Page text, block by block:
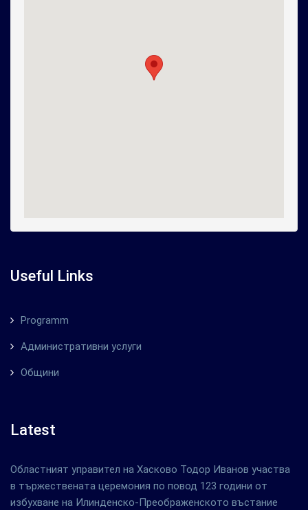
Useful Links
Programm
Административни услуги
Общини
Latest
Областният управител на Хасково Тодор Иванов участва
в тържествената церемония по повод 123 години от
избухване на Илинденско-Преображенското въстание